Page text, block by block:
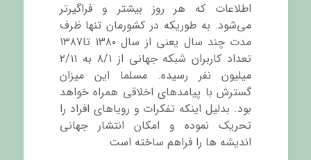
اطلاعات که هر روز بیشتر و فراگیرتر
می‌شود. به طوریکه در کشورمان تنها ظرف
مدت چند سال یعنی از سال ۱۳۸۰ تا۱۳۸۷
تعداد کاربران شبکه جهانی از ۸/۱ به ۲/۱۱
میلیون نفر رسیده. مسلما این میزان
گسترش با پیامدهای اخلاقی همراه خواهد
بود. بدلیل اینکه تفکرات و رویاهای افراد را
تحریک نموده و امکان انتشار جهانی
اندیشه ها را فراهم ساخته است.